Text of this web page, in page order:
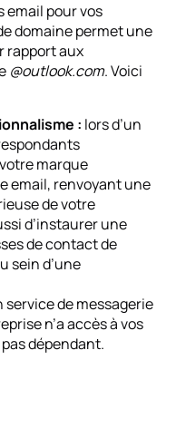
email pour vos
domaine permet une
rapport aux
@outlook.com. Voici
: lors d’un
marque
email, renvoyant une
de votre
d’instaurer une
de contact de
sein d’une
service de messagerie
n’a accès à vos
dépendant.